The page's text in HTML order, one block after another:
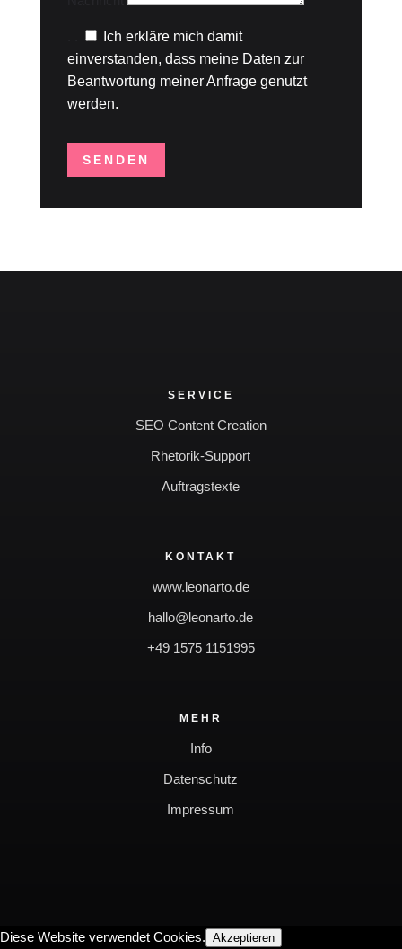
Ich erkläre mich damit
einverstanden, dass meine Daten zur
Beantwortung meiner Anfrage genutzt
werden.
SENDEN
SERVICE
SEO Content Creation
Rhetorik-Support
Auftragstexte
KONTAKT
www.leonarto.de
hallo@leonarto.de
+49 1575 1151995
MEHR
Info
Datenschutz
Impressum
Diese Website verwendet Cookies. Akzeptieren